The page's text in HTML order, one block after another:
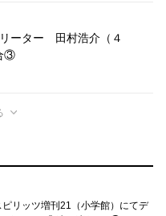
ーター 田村浩介（４
③
リッツ増刊21（小学館）にてデ